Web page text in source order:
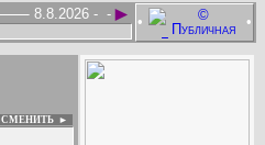
• •
►
-
8.8.2026 -
СМЕНИТЬ ►